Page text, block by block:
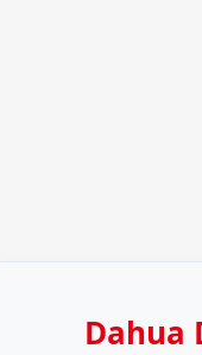
Dahua